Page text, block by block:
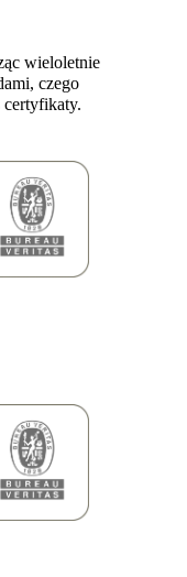
wieloletnie
czego
certyfikaty.